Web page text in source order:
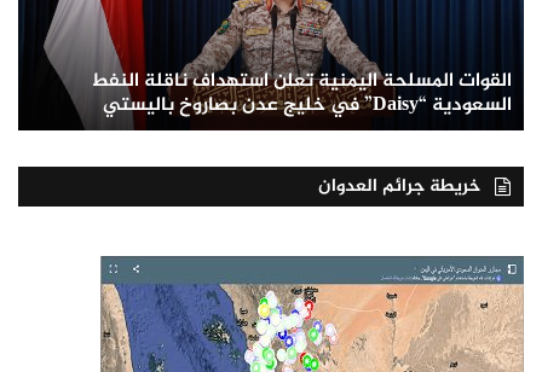
القوات المسلحة اليمنية تعلن استهداف ناقلة النفط
السعودية “Daisy” في خليج عدن بصاروخ باليستي
خريطة جرائم العدوان